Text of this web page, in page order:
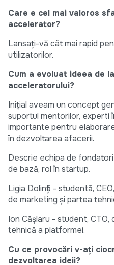
Care e cel mai valoros
accelerator?
Lansați-vă cât mai rapid
utilizatorilor.
Cum a evoluat ideea de
acceleratorului?
Inițial aveam un concept
suportul mentorilor, experti
importante pentru
în dezvoltarea afacerii.
Descrie echipa de
de bază, rol în startup.
Ligia Dolință - studentă,
de marketing și partea
Ion Cășlaru - student,
tehnică a platformei.
Cu ce provocări v-ați
dezvoltarea ideii?